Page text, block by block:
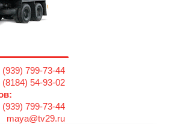
(939) 799-73-44
(8184) 54-93-02
(939) 799-73-44
maya@tv29.ru